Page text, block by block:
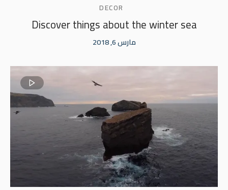
DECOR
Discover things about the winter sea
مارس 6, 2018